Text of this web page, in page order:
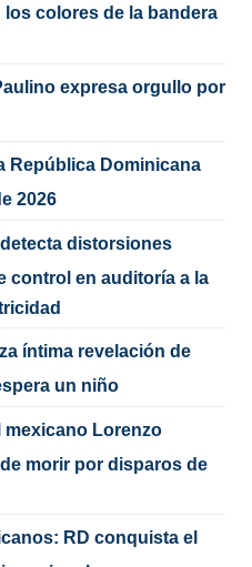
colores de la bandera
expresa orgullo por
República Dominicana
2026
distorsiones
control en auditoría a la
íntima revelación de
un niño
mexicano Lorenzo
morir por disparos de
RD conquista el